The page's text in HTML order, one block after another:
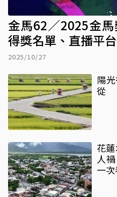
金馬62／2025金
得獎名單、直播平
2025/10/27
陽
從
花
人
一